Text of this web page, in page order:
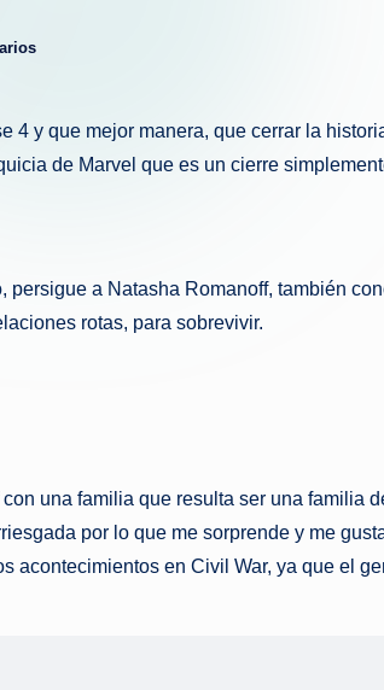
e
d
4 y que mejor manera, que cerrar la
de Marvel que es un cierre
a Natasha Romanoff, también
rotas, para sobrevivir.
una familia que resulta ser una familia
por lo que me sorprende y me
acontecimientos en Civil War, ya que el